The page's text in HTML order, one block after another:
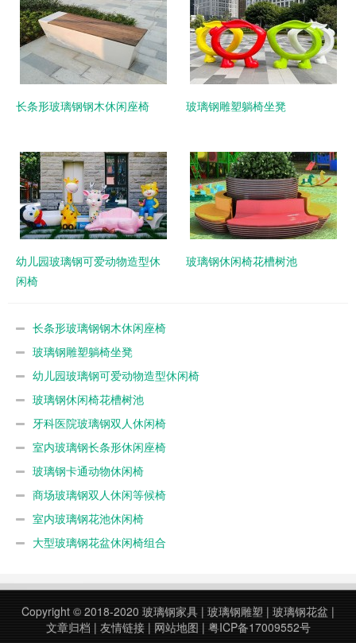
长条形玻璃钢钢木休闲座椅 玻璃钢雕塑躺椅坐凳
幼儿园玻璃钢可爱动物造型休
闲椅
玻璃钢休闲椅花槽树池
长条形玻璃钢钢木休闲座椅
玻璃钢雕塑躺椅坐凳
幼儿园玻璃钢可爱动物造型休闲椅
玻璃钢休闲椅花槽树池
牙科医院玻璃钢双人休闲椅
室内玻璃钢长条形休闲座椅
玻璃钢卡通动物休闲椅
商场玻璃钢双人休闲等候椅
室内玻璃钢花池休闲椅
大型玻璃钢花盆休闲椅组合
Copyright © 2018-2020 玻璃钢家具 | 玻璃钢雕塑 | 玻璃钢花盆 |
文章归档 | 友情链接| 网站地图 | 粤ICP备17009552号